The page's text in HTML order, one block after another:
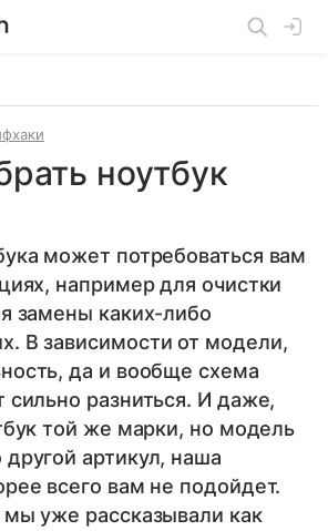
ноутбук
может потребоваться вам
например для очистки
замены каких-либо
В зависимости от модели,
да и вообще схема
сильно разниться. И даже,
той же марки, но модель
артикул, наша
всего вам не подойдет.
уже рассказывали как